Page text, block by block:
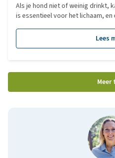
Als je hond niet of weinig drinkt,
is essentieel voor het lichaam,
slaapt of zich afzondert. In deze
oorzaken van het niet
Lees
Meer